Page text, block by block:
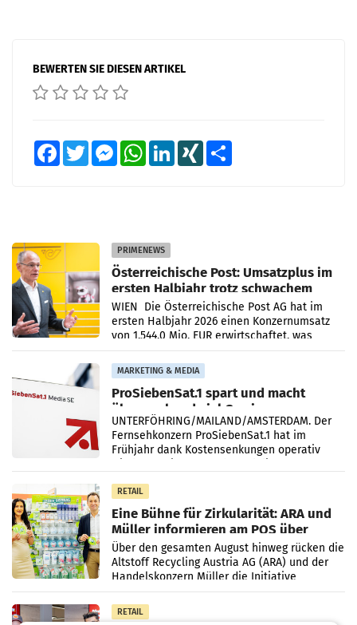
BEWERTEN SIE DIESEN ARTIKEL
FacebookTwitter MessengerWhatsAppLinkedInXING
PRIMENEWS
Österreichische Post: Umsatzplus im
ersten Halbjahr trotz schwachem
Briefgeschäft
WIEN Die Österreichische Post AG hat im
ersten Halbjahr 2026 einen Konzernumsatz
von 1.544,0 Mio. EUR erwirtschaftet, was
einem Plus von 3,8 Prozent gegenüber dem
Vergleichszeitraum
MARKETING & MEDIA
ProSiebenSat.1 spart und macht
überraschend viel Gewinn
UNTERFÖHRING/MAILAND/AMSTERDAM. Der
Fernsehkonzern ProSiebenSat.1 hat im
Frühjahr dank Kostensenkungen operativ
RETAIL
Eine Bühne für Zirkularität: ARA und
Müller informieren am POS über
Kreislauffähigkeit
Über den gesamten August hinweg rücken die
Altstoff Recycling Austria AG (ARA) und der
Handelskonzern Müller die Initiative
„Kreislauf-Helden“ in allen österreichischen
Müller-Filialen
RETAIL